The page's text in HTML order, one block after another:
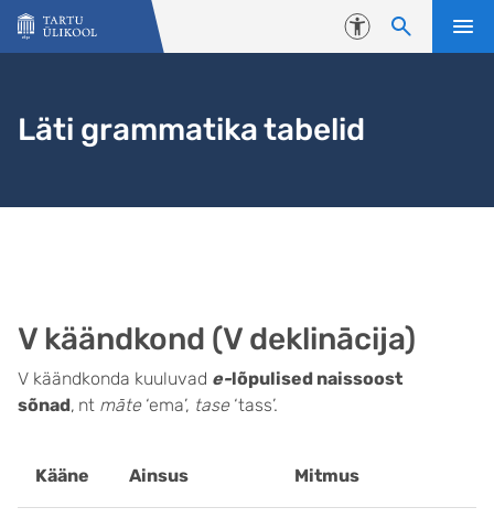
Liigu edasi põhisisu juurde
Juurdepääsetavus
Läti grammatika tabelid
V käändkond (V deklinācija)
V käändkonda kuuluvad e-lõpulised naissoost
sõnad, nt māte‘ema’, tase ‘tass’.
Kääne Ainsus Mitmus